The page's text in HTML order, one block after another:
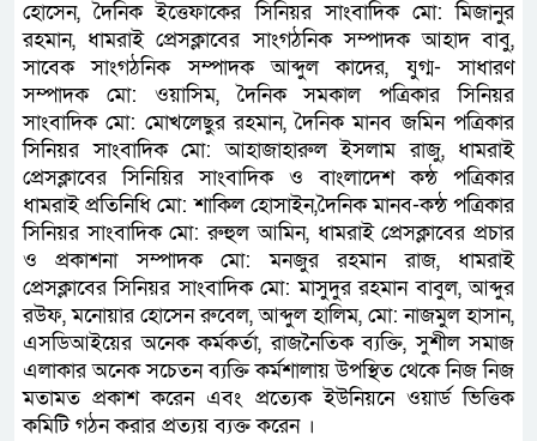
হোসেন, দৈনিক ইত্তেফাকের সিনিয়র সাংবাদিক মো: মিজানুর
রহমান, ধামরাই প্রেসক্লাবের সাংগঠনিক সম্পাদক আহাদ বাবু,
সাবেক সাংগঠনিক সম্পাদক আব্দুল কাদের, যুগ্ম- সাধারণ
সম্পাদক মো: ওয়াসিম, দৈনিক সমকাল পত্রিকার সিনিয়র
সাংবাদিক মো: মোখলেছুর রহমান, দৈনিক মানব জমিন পত্রিকার
সিনিয়র সাংবাদিক মো: আহাজাহারুল ইসলাম রাজু, ধামরাই
প্রেসক্লাবের সিনিয়ির সাংবাদিক ও বাংলাদেশ কন্ঠ পত্রিকার
ধামরাই প্রতিনিধি মো: শাকিল হোসাইন,দৈনিক মানব-কন্ঠ পত্রিকার
সিনিয়র সাংবাদিক মো: রুহুল আমিন, ধামরাই প্রেসক্লাবের প্রচার
ও প্রকাশনা সম্পাদক মো: মনজুর রহমান রাজ, ধামরাই
প্রেসক্লাবের সিনিয়র সাংবাদিক মো: মাসুদুর রহমান বাবুল, আব্দুর
রউফ, মনোয়ার হোসেন রুবেল, আব্দুল হালিম, মো: নাজমুল হাসান,
এসডিআইয়ের অনেক কর্মকর্তা, রাজনৈতিক ব্যক্তি, সুশীল সমাজ
এলাকার অনেক সচেতন ব্যক্তি কর্মশালায় উপস্থিত থেকে নিজ নিজ
মতামত প্রকাশ করেন এবং প্রত্যেক ইউনিয়নে ওয়ার্ড ভিত্তিক
কমিটি গঠন করার প্রত্যয় ব্যক্ত করেন ।